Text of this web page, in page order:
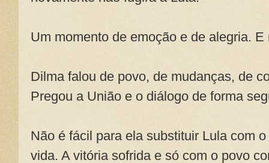
Um momento de emoção e de alegria.
Dilma falou de povo, de mudanças, de
Pregou a União e o diálogo de forma
Não é fácil para ela substituir Lula com
vida. A vitória sofrida e só com o povo